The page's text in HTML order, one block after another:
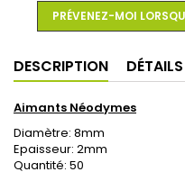
PRÉVENEZ-MOI
DESCRIPTION
Aimants Néodymes
Diamètre: 8mm
Epaisseur: 2mm
Quantité: 50